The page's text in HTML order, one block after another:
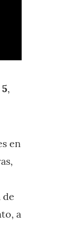
,
en
de
a